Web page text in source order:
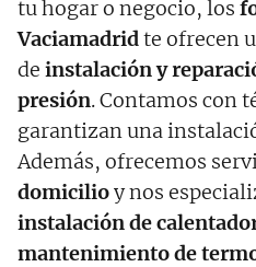
tu hogar o negocio, los
Vaciamadridte ofrecen
de instalación y
presión. Contamos con
garantizan una
Además, ofrecemos
domicilioy nos
instalación de
mantenimiento de